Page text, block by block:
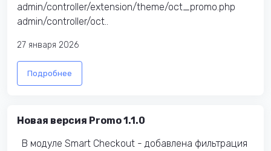
admin/controller/extension/theme/oct_promo.php
admin/controller/oct..
27 января 2026
Подробнее
Новая версия Promo 1.1.0
В модуле Smart Checkout - добавлена фильтрация